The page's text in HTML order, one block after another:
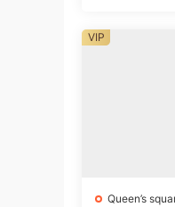
Queen’s
VIP